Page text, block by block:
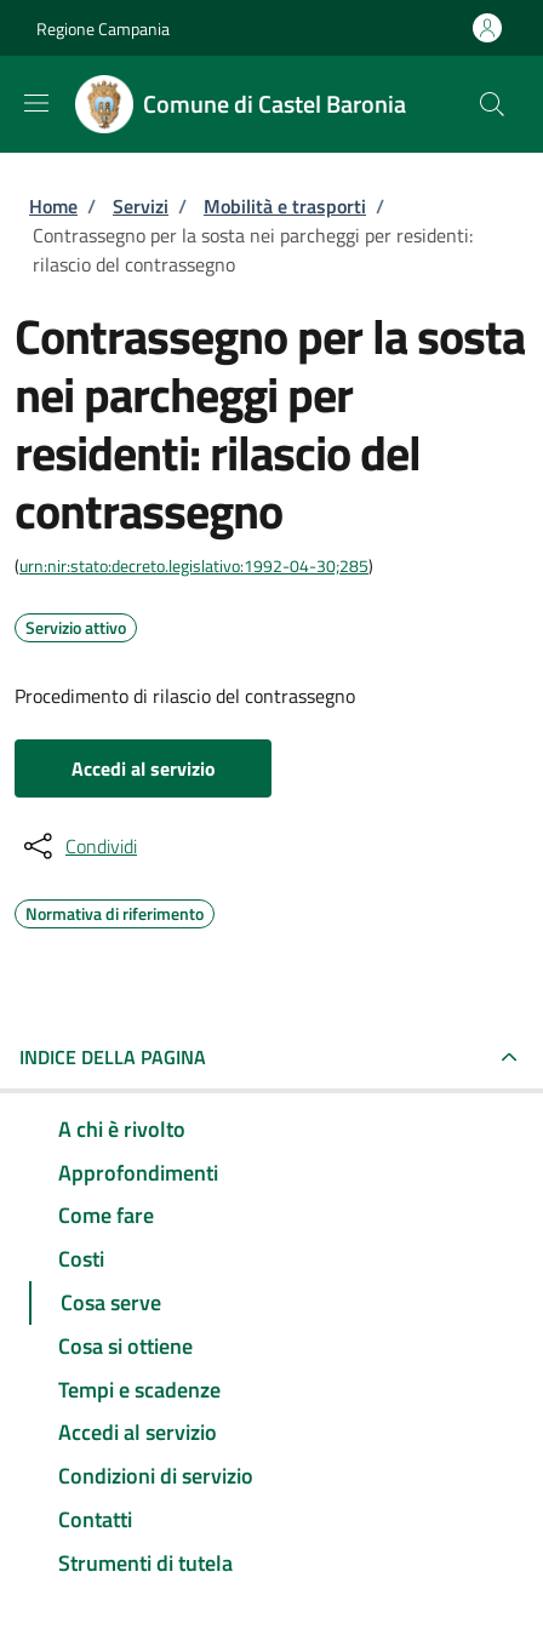
Regione Campania
Comune di Castel Baronia
Briciole di pane
Home / Servizi / Mobilità e trasporti /
Contrassegno per la sosta nei parcheggi per residenti:
rilascio del contrassegno
Contrassegno per la sosta
nei parcheggi per
residenti: rilascio del
contrassegno
(urn:nir:stato:decreto.legislativo:1992-04-30;285)
Servizio attivo
Procedimento di rilascio del contrassegno
Accedi al servizio
Condividi
Normativa di riferimento
INDICE DELLA PAGINA
A chi è rivolto
Approfondimenti
Come fare
Costi
Cosa serve
Cosa si ottiene
Tempi e scadenze
Accedi al servizio
Condizioni di servizio
Contatti
Strumenti di tutela